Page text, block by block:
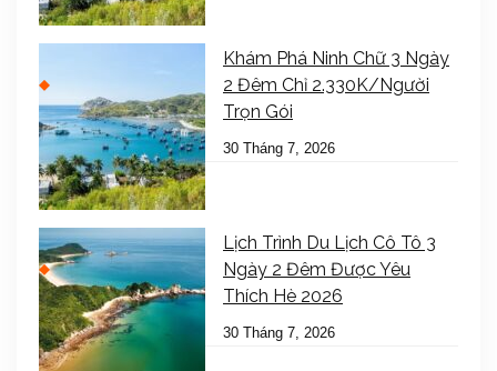
Khám Phá Ninh Chữ 3 Ngày
2 Đêm Chỉ 2.330K/Người
Trọn Gói
30 Tháng 7, 2026
Lịch Trình Du Lịch Cô Tô 3
Ngày 2 Đêm Được Yêu
Thích Hè 2026
30 Tháng 7, 2026